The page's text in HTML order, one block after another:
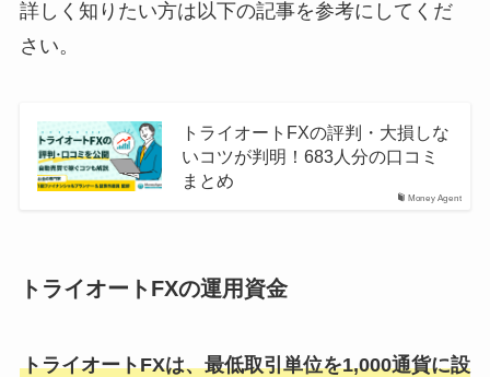
詳しく知りたい方は以下の記事を参考にしてくだ
さい。
Money Agent
トライオートFXの評判・大損しな
いコツが判明！683人分の口コミ
まとめ
トライオートFXの運用資金
トライオートFXは、最低取引単位を1,000通貨に設